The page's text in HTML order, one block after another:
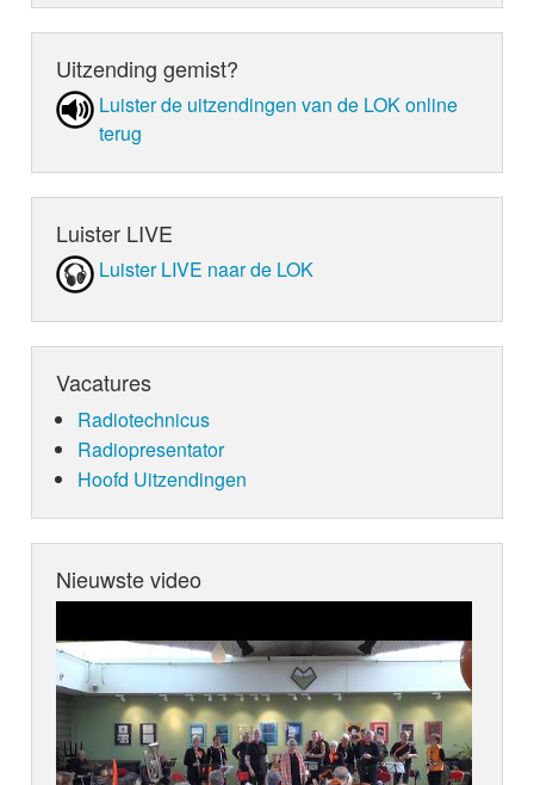
Uitzending gemist?
Luister de uit­zen­din­gen van de LOK online
terug
Luister LIVE
Luister LIVE naar de LOK
Vacatures
Radiotechnicus
Radiopresentator
Hoofd Uitzendingen
Nieuwste video